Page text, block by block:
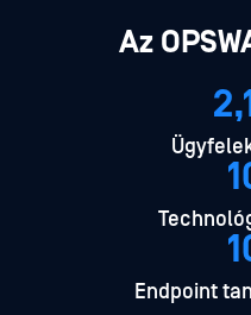
Az
Endpoint